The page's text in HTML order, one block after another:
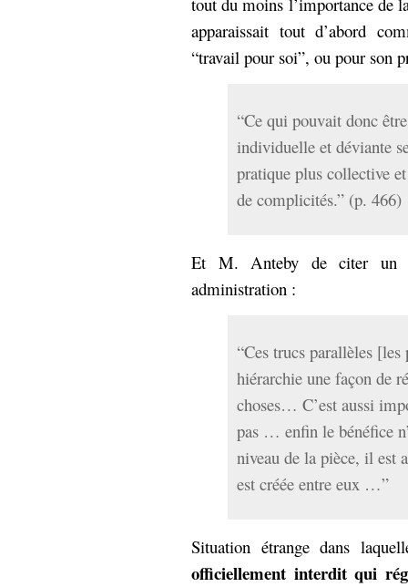
apparaissait tout d’abord
“travail pour soi”, ou pour son
“Ce qui pouvait donc
individuelle et déviante
pratique plus collective
de complicités.” (p. 466)
Et M. Anteby de citer un
administration :
“Ces trucs parallèles
hiérarchie une façon de
choses… C’est aussi
pas … enfin le bénéfice
niveau de la pièce, il
est créée entre eux …”
Situation étrange dans
officiellement interdit qui